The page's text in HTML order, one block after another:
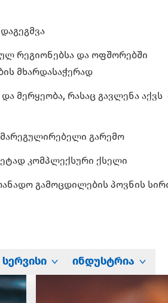
რეგიონებსა და ოფშორებში
მხარდასაჭერად
მერყეობა, რასაც გავლენა
გარემო
კომპლექსური ქსელი
გამოცდილების პოვნის
სერვისი ინდუსტრია